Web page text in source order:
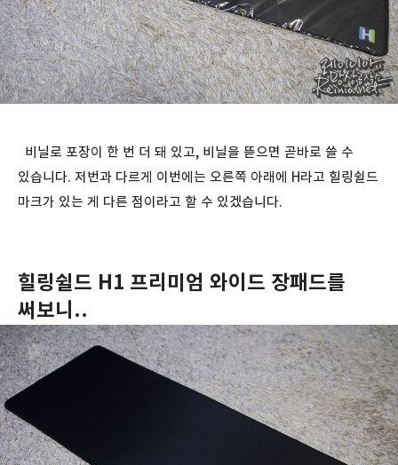
비닐로 포장이 한 번 더 돼 있고, 비닐을 뜯으면 곧바로 쓸 수
있습니다. 저번과 다르게 이번에는 오른쪽 아래에 H라고 힐링쉴드
마크가 있는 게 다른 점이라고 할 수 있겠습니다.
힐링쉴드 H1 프리미엄 와이드 장패드를
써보니..